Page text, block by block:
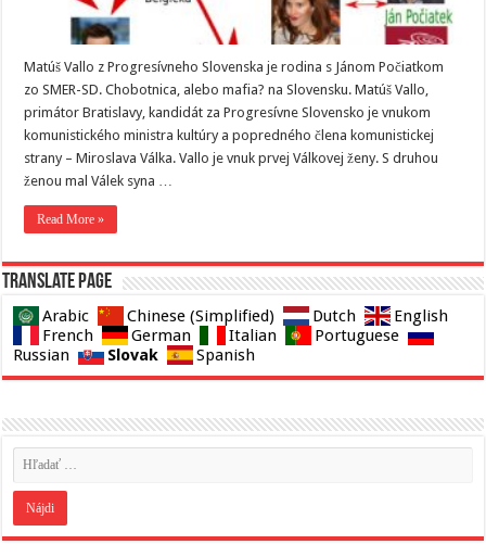
Matúš Vallo z Progresívneho Slovenska je rodina s Jánom Počiatkom
zo SMER-SD. Chobotnica, alebo mafia? na Slovensku. Matúš Vallo,
primátor Bratislavy, kandidát za Progresívne Slovensko je vnukom
komunistického ministra kultúry a popredného člena komunistickej
strany – Miroslava Válka. Vallo je vnuk prvej Válkovej ženy. S druhou
ženou mal Válek syna …
Read More »
Translate page
Arabic Chinese (Simplified) Dutch
English
French
German Italian
Portuguese
Russian
Slovak Spanish